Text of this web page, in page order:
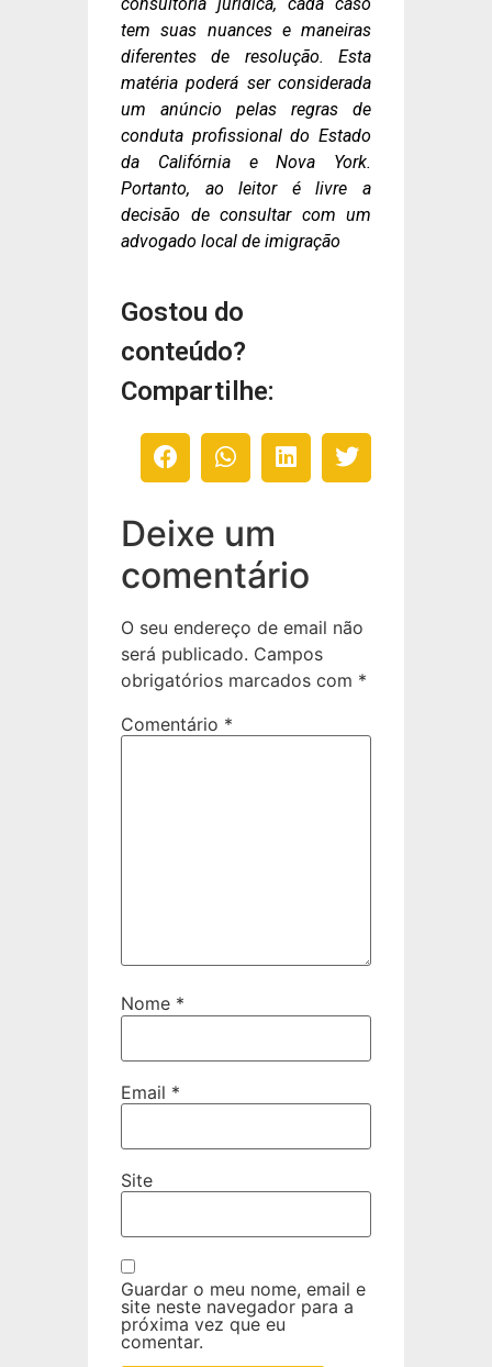
tem suas nuances e maneiras
diferentes de resolução. Esta
matéria poderá ser considerada
um anúncio pelas regras de
conduta profissional do Estado
da Califórnia e Nova York.
Portanto, ao leitor é livre a
decisão de consultar com um
advogado local de imigração
Gostou do
conteúdo?
Compartilhe:
Deixe um
comentário
O seu endereço de email não
será publicado. Campos
obrigatórios marcados com *
Comentário *
Nome *
Email *
Site
Guardar o meu nome, email e
site neste navegador para a
próxima vez que eu
comentar.